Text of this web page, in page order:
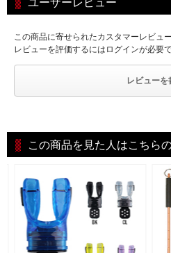
この商品に寄せられたカスタマーレビュ
レビューを評価するにはログインが必要で
レビューを
この商品を見た人はこちら